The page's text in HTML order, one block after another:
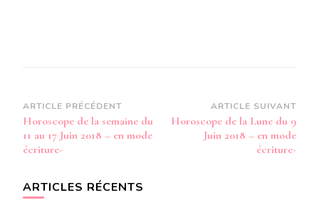
Navigation
d’article
ARTICLE PRÉCÉDENT
Horoscope de la semaine du
11 au 17 Juin 2018 – en mode
écriture-
ARTICLE SUIVANT
Horoscope de la Lune du 9
Juin 2018 – en mode
écriture-
ARTICLES RÉCENTS